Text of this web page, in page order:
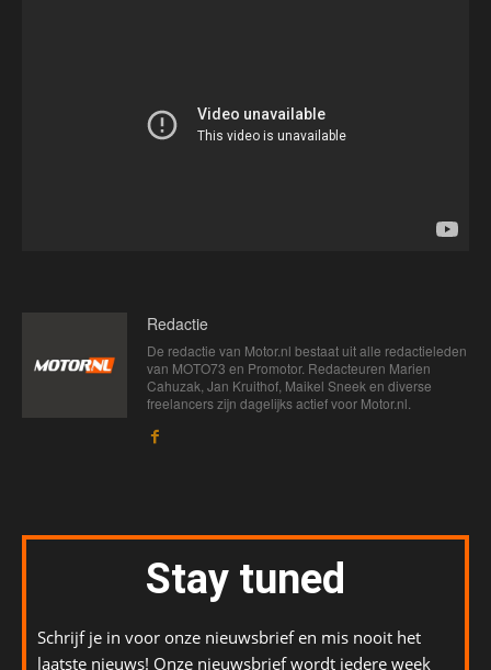
Redactie
De redactie van Motor.nl bestaat uit alle redactieleden
van MOTO73 en Promotor. Redacteuren Marien
Cahuzak, Jan Kruithof, Maikel Sneek en diverse
freelancers zijn dagelijks actief voor Motor.nl.
Stay tuned
Schrijf je in voor onze nieuwsbrief en mis nooit het
laatste nieuws! Onze nieuwsbrief wordt iedere week